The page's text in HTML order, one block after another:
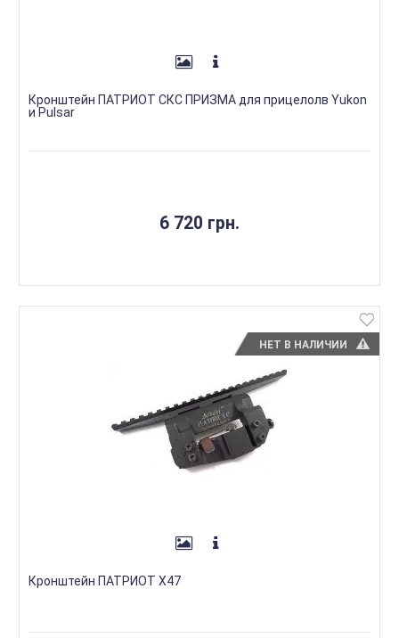
Кронштейн ПАТРИОТ СКС ПРИЗМА для прицелолв Yukon
и Pulsar
6 720 грн.
НЕТ В НАЛИЧИИ
Кронштейн ПАТРИОТ Х47